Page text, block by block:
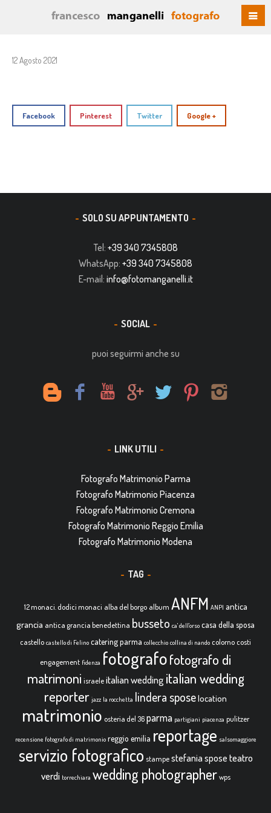
12 Agosto 2021
Facebook Pinterest Twitter Google +
SOLO SU APPUNTAMENTO
Tel: +39 340 7345808
WhatsApp: +39 340 7345808
E-mail: info@fotomanganelli.it
SOCIAL
puoi seguirmi anche su
LINK UTILI
Fotografo Matrimonio Parma
Fotografo Matrimonio Piacenza
Fotografo Matrimonio Cremona
Fotografo Matrimonio Reggio Emilia
Fotografo Matrimonio Modena
TAG
12 monaci. dodici monaci alba del borgo album ANFM ANPI antica
grancia antica grancia benedettina busseto ca' dell'orso casa della sposa
castello castello di Felino catering parma collecchio collina di nando colorno costi
engagement fidenza fotografofotografo di
matrimoni israele italian wedding italian wedding
reporter jazz la rocchetta lindera sposelocation
matrimonio osteria del 36parma partigiani piacenza pulitzer
recensione fotografo di matrimonio reggio emilia reportage salsomaggiore
servizio fotografico stampe stefania spose teatro
verdi torrechiara wedding photographer wps